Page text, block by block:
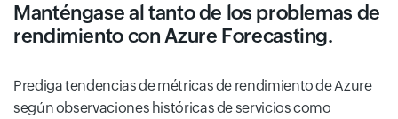
Manténgase al tanto de los problemas de
rendimiento con Azure Forecasting.
Prediga tendencias de métricas de rendimiento de Azure
según observaciones históricas de servicios como